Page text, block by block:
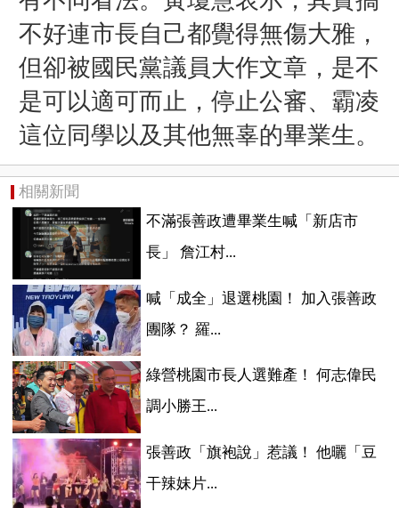
不好連市長自己都覺得無傷大雅，
但卻被國民黨議員大作文章，是不
是可以適可而止，停止公審、霸凌
這位同學以及其他無辜的畢業生。
相關新聞
不滿張善政遭畢業生喊「新店市
長」 詹江村...
喊「成全」退選桃園！ 加入張善政
團隊？ 羅...
綠營桃園市長人選難產！ 何志偉民
調小勝王...
張善政「旗袍說」惹議！ 他曬「豆
干辣妹片...